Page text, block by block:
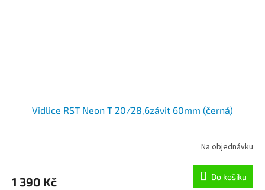
Vidlice RST Neon T 20/28,6závit 60mm (černá)
Na objednávku
1 390 Kč Do košíku